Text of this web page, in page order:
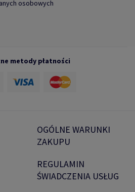
osobowych
metody płatności
OGÓLNE WARUNKI
ZAKUPU
REGULAMIN
ŚWIADCZENIA USŁUG